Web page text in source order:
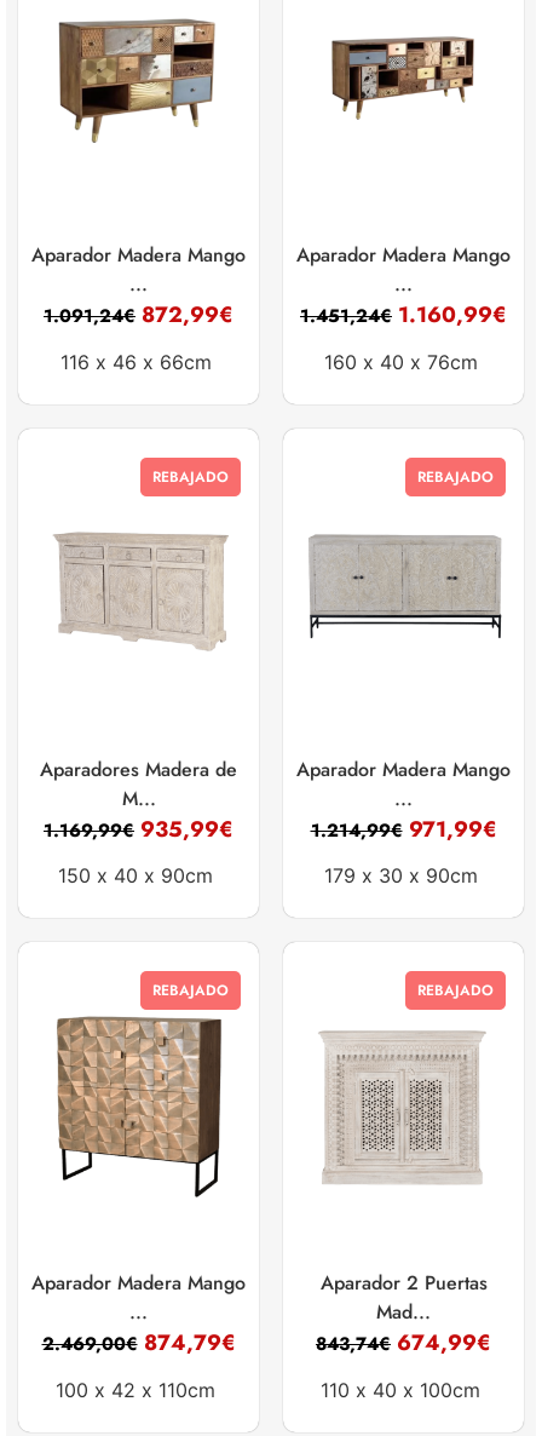
Aparador Madera Mango
...
1.091,24€ 872,99€
116 x 46 x 66cm
Aparador Madera Mango
...
1.451,24€ 1.160,99€
160 x 40 x 76cm
REBAJADO
Aparadores Madera de
M...
1.169,99€ 935,99€
150 x 40 x 90cm
REBAJADO
Aparador Madera Mango
...
1.214,99€ 971,99€
179 x 30 x 90cm
REBAJADO
Aparador Madera Mango
...
2.469,00€ 874,79€
100 x 42 x 110cm
REBAJADO
Aparador 2 Puertas
Mad...
843,74€ 674,99€
110 x 40 x 100cm